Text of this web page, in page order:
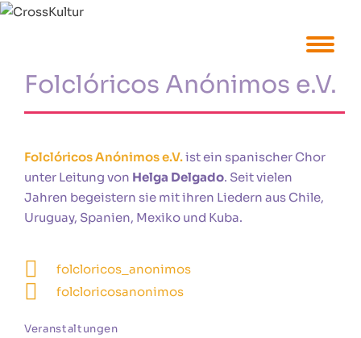
Folclóricos Anónimos e.V.
Folclóricos Anónimos e.V.ist ein spanischer Chor
unter Leitung von Helga Delgado. Seit vielen
Jahren begeistern sie mit ihren Liedern aus Chile,
Uruguay, Spanien, Mexiko und Kuba.
folcloricos_anonimos
folcloricosanonimos
Veranstaltungen